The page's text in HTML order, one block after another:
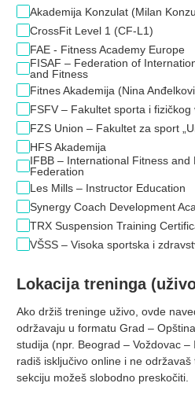
Akademija Konzulat (Milan
CrossFit Level 1 (CF-L1)
FAE - Fitness Academy Europe
FISAF – Federation of
and Fitness
Fitnes Akademija (Nina
FSFV – Fakultet sporta i fizičkog
FZS Union – Fakultet za sport
HFS Akademija
IFBB – International Fitness and
Federation
Les Mills – Instructor Education
Synergy Coach Development
TRX Suspension Training
VŠSS – Visoka sportska i
Lokacija treninga
Ako držiš treninge uživo, ovde
održavaju u formatu Grad –
studija (npr. Beograd – Voždovac –
radiš isključivo online i ne
sekciju možeš slobodno preskočiti.